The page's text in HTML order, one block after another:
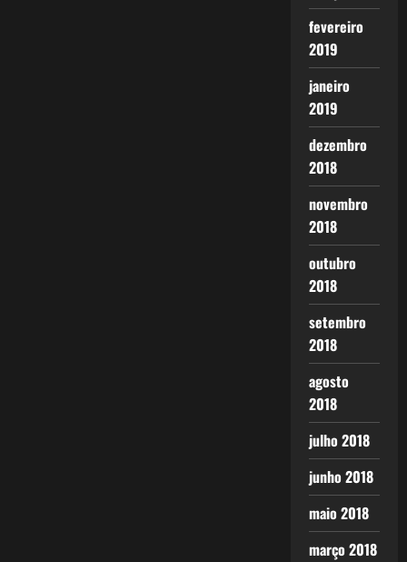
fevereiro
2019
janeiro
2019
dezembro
2018
novembro
2018
outubro
2018
setembro
2018
agosto
2018
julho 2018
junho 2018
maio 2018
março 2018